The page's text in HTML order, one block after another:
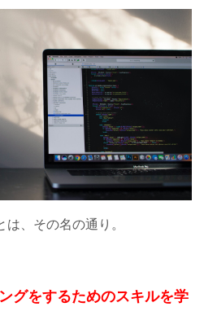
、その名の通り。
グをするためのスキルを学